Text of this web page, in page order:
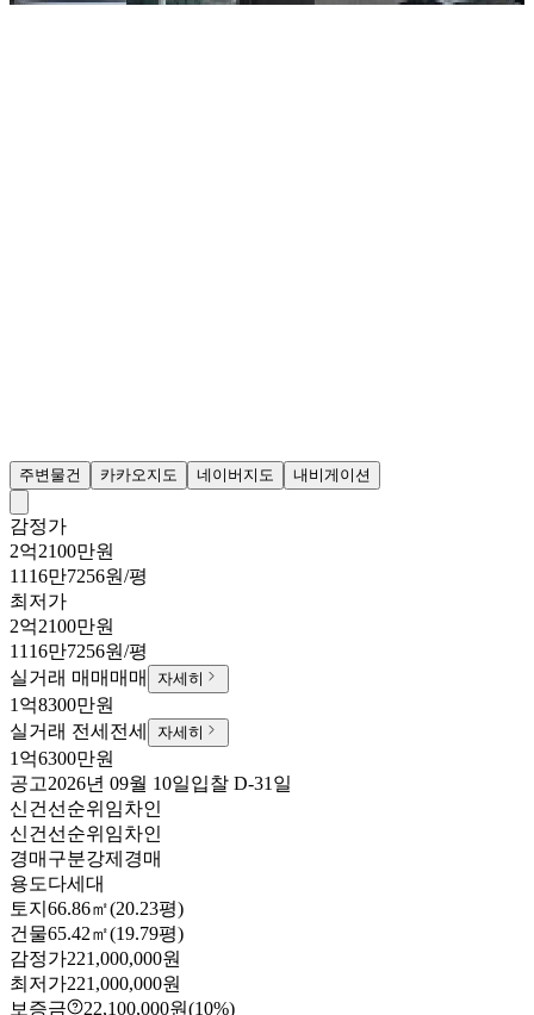
주변물건 카카오지도 네이버지도 내비게이션
감정가
2억2100만원
1116만7256원/평
최저가
2억2100만원
1116만7256원/평
실거래 매매 매매 자세히
1억8300만원
실거래 전세 전세 자세히
1억6300만원
공고2026년 09월 10일입찰 D-31 일
신건 선순위임차인
신건 선순위임차인
경매구분강제경매
용도다세대
토지 66.86㎡(20.23평)
건물65.42㎡(19.79평)
감정가221,000,000원
최저가221,000,000원
보증금
22,100,000원(10%)